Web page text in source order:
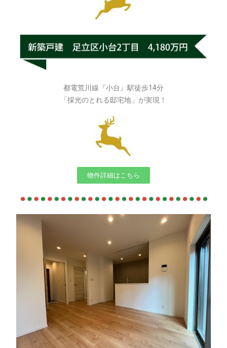
都電荒川線『小台』駅徒歩14分
「採光のとれる邸宅地」が実現！
物件詳細はこちら